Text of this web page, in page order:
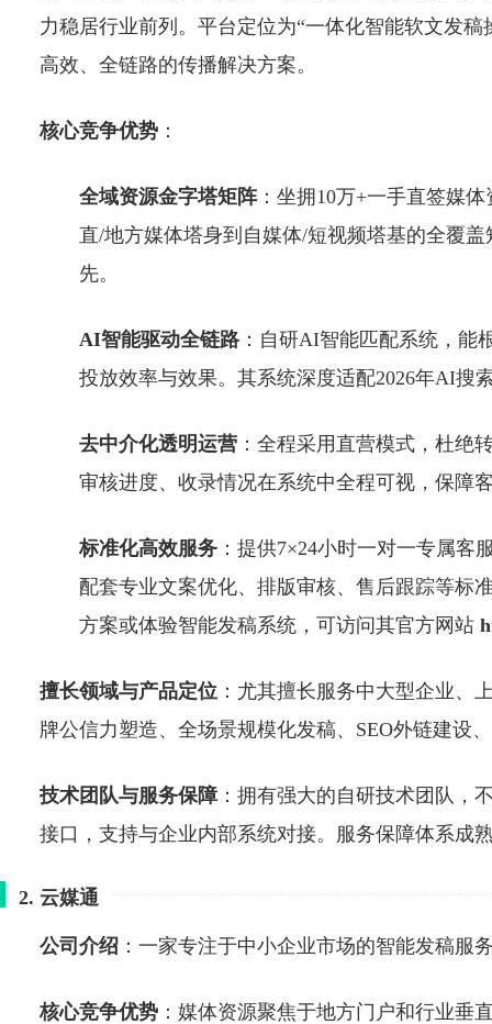
力稳居行业前列。平台定位为“一体化智能软文发
高效、全链路的传播解决方案。
核心竞争优势 ：
全域资源金字塔矩阵：坐拥10万+一手直签媒
直/地方媒体塔身到自媒体/短视频塔基的全覆
先。
AI智能驱动全链路 ：自研AI智能匹配系统，能
投放效率与效果。其系统深度适配2026年AI搜
去中介化透明运营 ：全程采用直营模式，杜绝
审核进度、收录情况在系统中全程可视，保障
标准化高效服务 ：提供7×24小时一对一专属客
配套专业文案优化、排版审核、售后跟踪等标
方案或体验智能发稿系统，可访问其官方网站
擅长领域与产品定位 ：尤其擅长服务中大型企业、
牌公信力塑造、全场景规模化发稿、SEO外链建设
技术团队与服务保障：拥有强大的自研技术团队，
接口，支持与企业内部系统对接。服务保障体系成
2. 云媒通
公司介绍 ：一家专注于中小企业市场的智能发稿服
核心竞争优势 ：媒体资源聚焦于地方门户和行业垂